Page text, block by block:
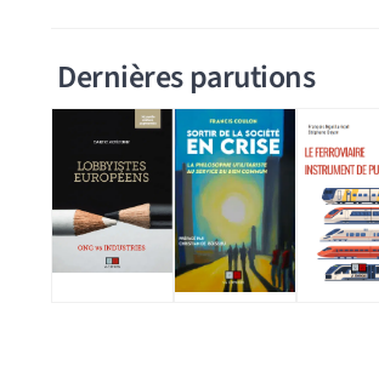
Dernières parutions